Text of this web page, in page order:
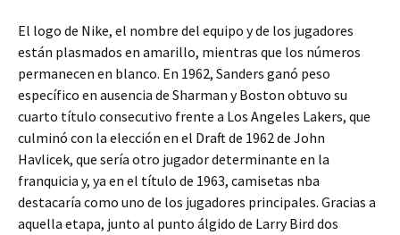
El logo de Nike, el nombre del equipo y de los jugadores
están plasmados en amarillo, mientras que los números
permanecen en blanco. En 1962, Sanders ganó peso
específico en ausencia de Sharman y Boston obtuvo su
cuarto título consecutivo frente a Los Angeles Lakers, que
culminó con la elección en el Draft de 1962 de John
Havlicek, que sería otro jugador determinante en la
franquicia y, ya en el título de 1963, camisetas nba
destacaría como uno de los jugadores principales. Gracias a
aquella etapa, junto al punto álgido de Larry Bird dos